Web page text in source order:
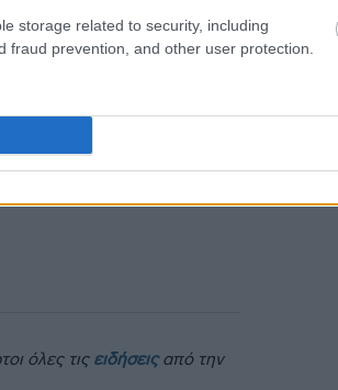
storage related to security, including
fraud prevention, and other user protection.
όλες τις ειδήσειςαπό την